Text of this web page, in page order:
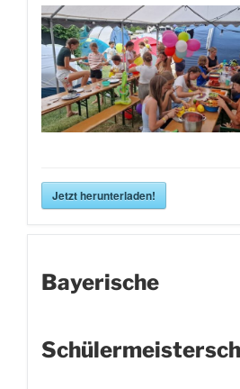
Jetzt herunterladen!
Bayerische